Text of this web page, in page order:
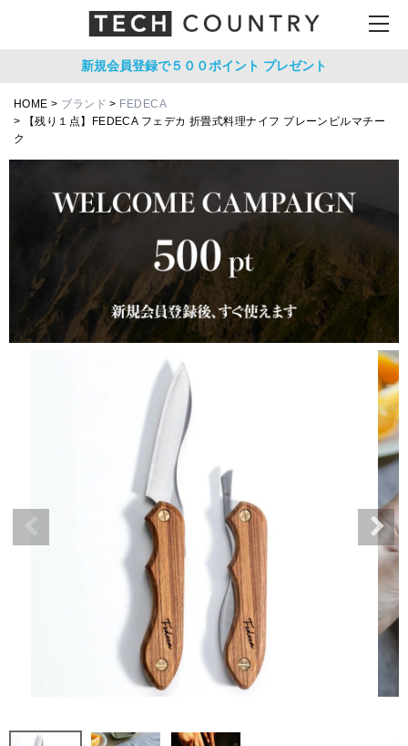
新規会員登録で５００ポイント プレゼント
HOME ブランド
FEDECA
【残り１点】FEDECA フェデカ 折畳式料理ナイフ プレーンビルマチー
ク